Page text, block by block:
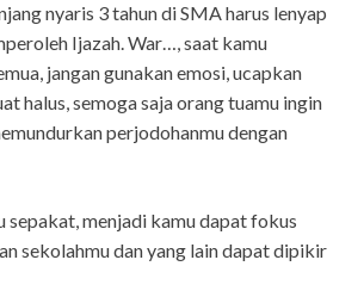
nyaris 3 tahun di SMA harus lenyap
Ijazah. War…, saat kamu
jangan gunakan emosi, ucapkan
halus, semoga saja orang tuamu ingin
perjodohanmu dengan
sepakat, menjadi kamu dapat fokus
sekolahmu dan yang lain dapat dipikir